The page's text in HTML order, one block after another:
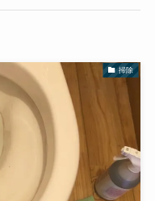
掃除